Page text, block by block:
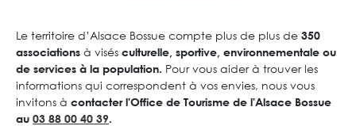
Le territoire d’Alsace Bossue compte plus de plus de 350
associations à visés culturelle, sportive, environnementale ou
de services à la population. Pour vous aider à trouver les
informations qui correspondent à vos envies, nous vous
invitons à contacter l'Office de Tourisme de l'Alsace Bossue
au 03 88 00 40 39.